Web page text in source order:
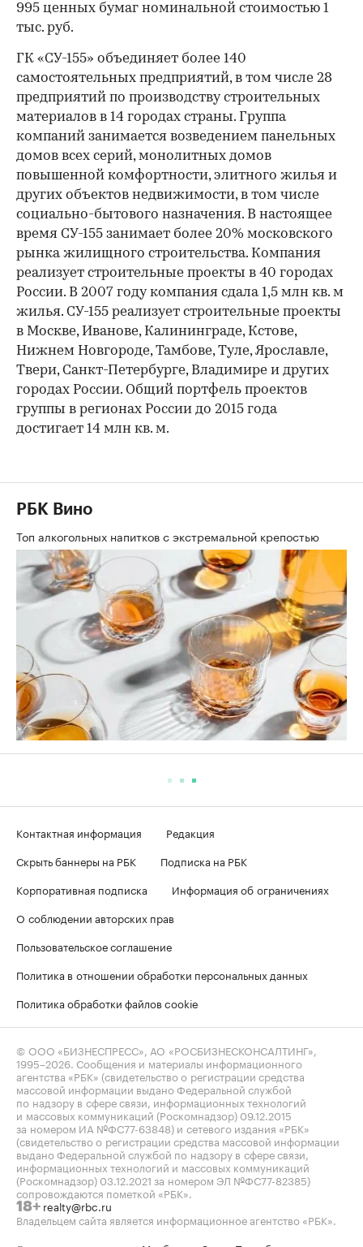
995 ценных бумаг номинальной стоимостью 1
тыс. руб.
ГК «СУ-155» объединяет более 140
самостоятельных предприятий, в том числе 28
предприятий по производству строительных
материалов в 14 городах страны. Группа
компаний занимается возведением панельных
домов всех серий, монолитных домов
повышенной комфортности, элитного жилья и
других объектов недвижимости, в том числе
социально-бытового назначения. В настоящее
время СУ-155 занимает более 20% московского
рынка жилищного строительства. Компания
реализует строительные проекты в 40 городах
России. В 2007 году компания сдала 1,5 млн кв. м
жилья. СУ-155 реализует строительные проекты
в Москве, Иванове, Калининграде, Кстове,
Нижнем Новгороде, Тамбове, Туле, Ярославле,
Твери, Санкт-Петербурге, Владимире и других
городах России. Общий портфель проектов
группы в регионах России до 2015 года
достигает 14 млн кв. м.
РБК Вино
Топ алкогольных напитков с экстремальной крепостью
Контактная информация
Редакция
Скрыть баннеры на РБК
Подписка на РБК
Корпоративная подписка
Информация об ограничениях
О соблюдении авторских прав
Пользовательское соглашение
Политика в отношении обработки персональных данных
Политика обработки файлов cookie
© ООО «БИЗНЕСПРЕСС», АО «РОСБИЗНЕСКОНСАЛТИНГ»,
1995–2026. Сообщения и материалы информационного
агентства «РБК» (свидетельство о регистрации средства
массовой информации выдано Федеральной службой
по надзору в сфере связи, информационных технологий
и массовых коммуникаций (Роскомнадзор) 09.12.2015
за номером ИА №ФС77-63848) и сетевого издания «РБК»
(свидетельство о регистрации средства массовой информации
выдано Федеральной службой по надзору в сфере связи,
информационных технологий и массовых коммуникаций
(Роскомнадзор) 03.12.2021 за номером ЭЛ №ФС77-82385)
сопровождаются пометкой «РБК».
18+ realty@rbc.ru
Владельцем сайта является информационное агентство «РБК».